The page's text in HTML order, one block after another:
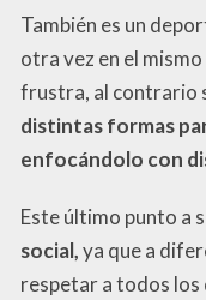
También es un
otra vez en el
frustra, al contrario
distintas formas
enfocándolo con
Este último punto a
social,ya que a
respetar a todos